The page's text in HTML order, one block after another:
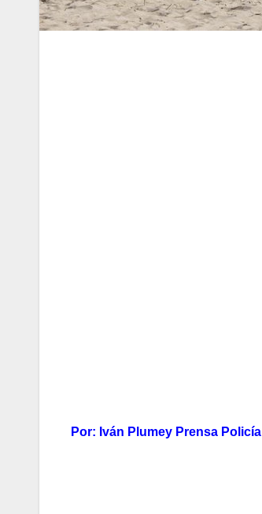
Por: Iván Plumey Prensa Policía